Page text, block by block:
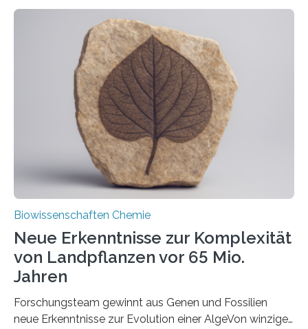
der Ruhr-Universität Bochum um Prof. Dr. Ralf Erdmann
und Dr. Ismaila Francis Yusuf hat nun einen bislang
unbekannten Qualitätskontrollmechanismus des
peroxisomalen Proteintransports in der Bäckerhefe
Saccharomyces cerevisiae entdeckt, der für die
Funktionsfähigkeit der Organellen entscheidend ist. Die
Studie wurde am 28. Oktober 2025 in der
Fachzeitschrift…
Biowissenschaften Chemie
Neue Erkenntnisse zur Komplexität
von Landpflanzen vor 65 Mio.
Jahren
Forschungsteam gewinnt aus Genen und Fossilien
neue Erkenntnisse zur Evolution einer AlgeVon winzigen